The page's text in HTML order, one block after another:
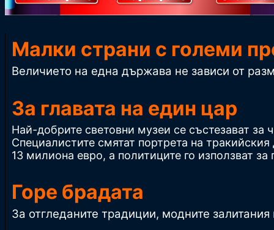
Малки страни с големи
Величието на една държава не зависи от
За главата на един цар
Най-добрите световни музеи се състезават за
Специалистите смятат портрета на
13 милиона евро, а политиците го използват за
Горе брадата
За отгледаните традиции, модните